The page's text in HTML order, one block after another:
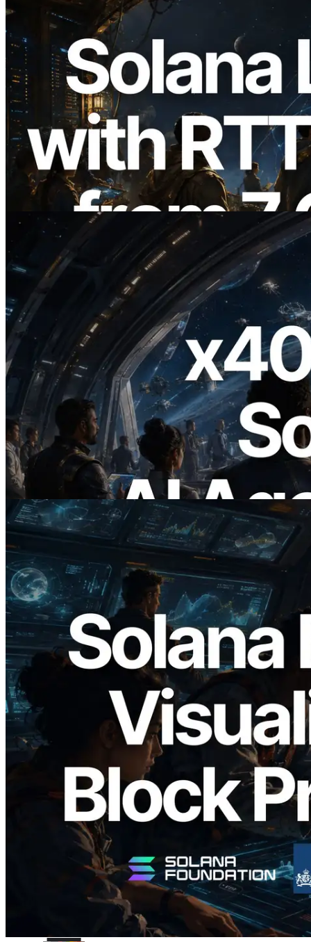
2026.08.05
ERPC расширяет Solana Leader Slot
API измерением ping из 7 глобальных
регионов — также запущен Validators
Information API
2026.07.04
ERPC запускает Solana RPC с
поддержкой x402 — Эпоха, в которой
AI-агенты платят за нужные API по
требованию
Читать статью
2026.05.24
Validators Solutions запускает Solana
Block Analyzer — визуализация
времени генерации блоков и
назначенных валидаторов на уровне
слотов
Читать статью